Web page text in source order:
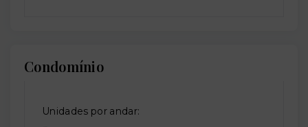
Condomínio
Unidades por andar: